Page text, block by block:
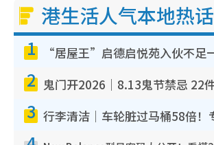
港生活人气本地热话
1
2
3